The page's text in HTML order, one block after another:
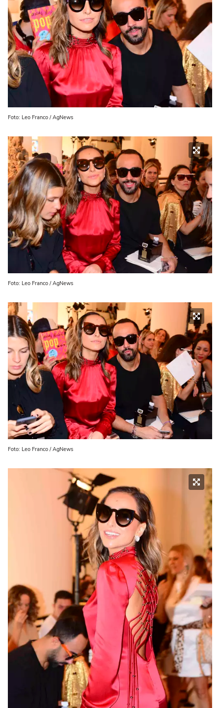
Foto: Leo Franco / AgNews
Foto: Leo Franco / AgNews
Foto: Leo Franco / AgNews